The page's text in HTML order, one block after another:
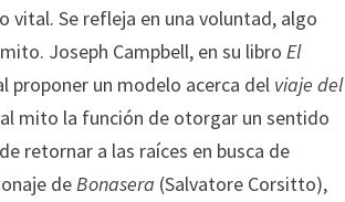
vital. Se refleja en una voluntad, algo
Joseph Campbell, en su libroEl
proponer un modelo acerca del viaje del
mito la función de otorgar un sentido
retornar a las raíces en busca de
deBonasera (Salvatore Corsitto),